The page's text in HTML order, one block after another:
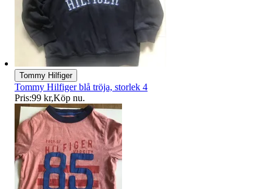
Tommy Hilfiger
Tommy Hilfiger blå tröja, storlek 4
Pris:99 kr,Köp nu.